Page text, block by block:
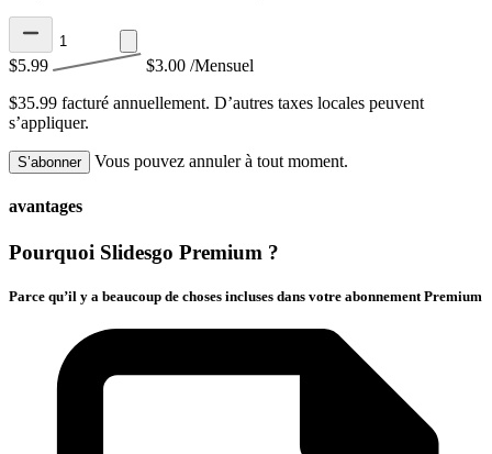
$5.99 $3.00 /Mensuel
$35.99 facturé annuellement. D’autres taxes locales peuvent
s’appliquer.
S’abonner Vous pouvez annuler à tout moment.
avantages
Pourquoi Slidesgo Premium ?
Parce qu’il y a beaucoup de choses incluses dans votre abonnement Premium